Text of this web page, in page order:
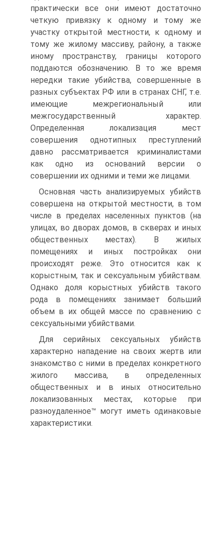
практически все они имеют достаточно
четкую привязку к одному и тому же
участку открытой местности, к одному и
тому же жилому массиву, району, а также
иному пространству, границы которого
поддаются обозначению. В то же время
нередки такие убийства, совершенные в
разных субъектах РФ или в странах СНГ, т.е.
имеющие межрегиональный или
межгосударственный характер.
Определенная локализация мест
совершения однотипных преступлений
давно рассматривается криминалистами
как одно из оснований версии о
совершении их одними и теми же лицами.
Основная часть анализируемых убийств
совершена на открытой местности, в том
числе в пределах населенных пунктов (на
улицах, во дворах домов, в скверах и иных
общественных местах). В жилых
помещениях и иных постройках они
происходят реже. Это относится как к
корыстным, так и сексуальным убийствам.
Однако доля корыстных убийств такого
рода в помещениях занимает больший
объем в их общей массе по сравнению с
сексуальными убийствами.
Для серийных сексуальных убийств
характерно нападение на своих жертв или
знакомство с ними в пределах конкретного
жилого массива, в определенных
общественных и в иных относительно
локализованных местах, которые при
разноудаленное™ могут иметь одинаковые
характеристики.